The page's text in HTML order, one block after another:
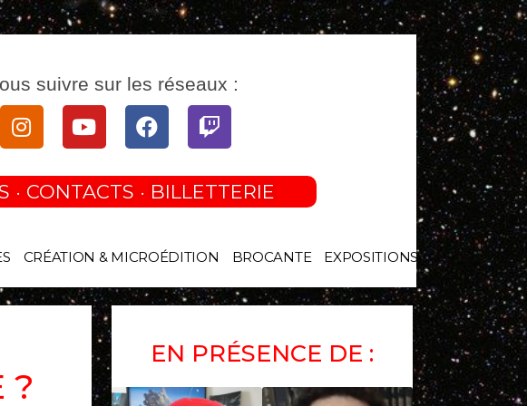
suivre sur les réseaux :
InstagramYoutubeFacebookTwitch
· CONTACTS · BILLETTERIE
CRÉATION & MICROÉDITION BROCANTE EXPOSITIONS
?
EN PRÉSENCE DE :